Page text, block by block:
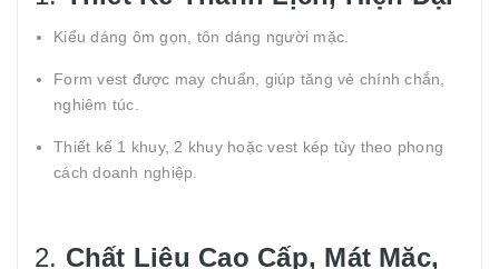
Kiểu dáng ôm gọn, tôn dáng người mặc.
Form vest được may chuẩn, giúp tăng vẻ chính chắn,
nghiêm túc.
Thiết kế 1 khuy, 2 khuy hoặc vest kép tùy theo phong
cách doanh nghiệp.
2. Chất Liệu Cao Cấp, Mát Mặc,